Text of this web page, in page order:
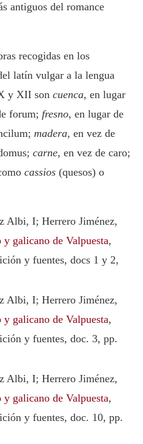
antiguos del romance
recogidas en los
latín vulgar a la lengua
y XII son cuenca, en lugar
forum; fresno, en lugar de
madera, en vez de
carne, en vez de caro;
cassios (quesos) o
Albi, I; Herrero Jiménez,
galicano de Valpuesta,
y fuentes, docs 1 y 2,
Albi, I; Herrero Jiménez,
galicano de Valpuesta,
y fuentes, doc. 3, pp.
Albi, I; Herrero Jiménez,
galicano de Valpuesta,
y fuentes, doc. 10, pp.